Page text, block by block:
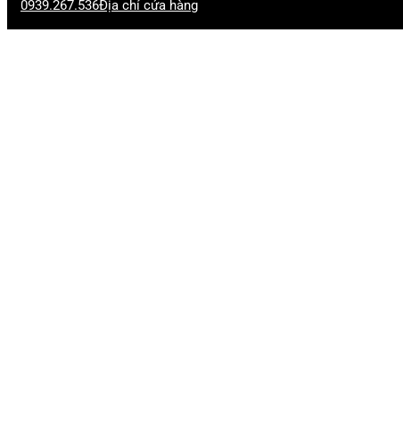
0939.267.536Địa chỉ cửa hàng